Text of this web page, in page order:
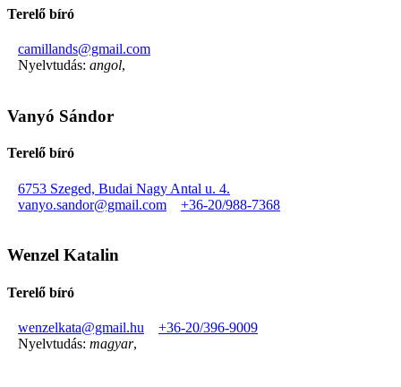
Terelő bíró
camillands@gmail.com
Nyelvtudás: angol,
Vanyó Sándor
Terelő bíró
6753 Szeged, Budai Nagy Antal u. 4.
vanyo.sandor@gmail.com
+36-20/988-7368
Wenzel Katalin
Terelő bíró
wenzelkata@gmail.hu
+36-20/396-9009
Nyelvtudás: magyar,